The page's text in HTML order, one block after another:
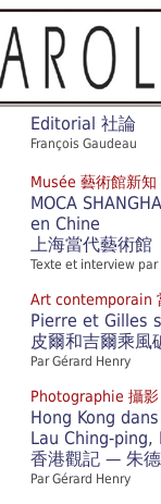
Editorial 社論
François Gaudeau
Musée 藝術館新知
MOCA
en Chine
上海當代藝術館
Texte et interview par
Art contemporain
Pierre et Gilles
皮爾和吉爾乘風
Par Gérard Henry
Photographie 攝影
Hong Kong
Lau Ching-ping,
香港觀記 — 朱
Par Gérard Henry